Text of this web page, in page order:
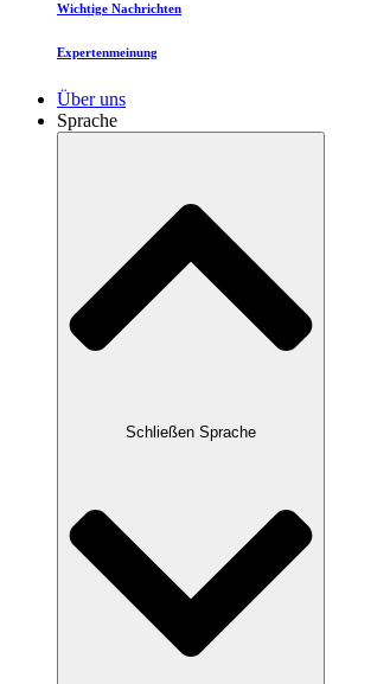
Wichtige Nachrichten
Expertenmeinung
Über uns
Sprache
Schließen Sprache